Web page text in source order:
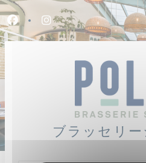
クッキー利用の管理について
Facebook ((新しいウィンド
Instagram ((新しい
ブラッセリー